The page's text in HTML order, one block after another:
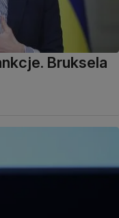
Bruksela